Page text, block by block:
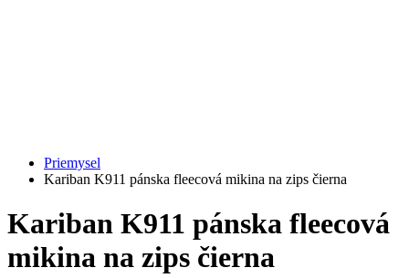
Priemysel
Kariban K911 pánska fleecová mikina na zips čierna
Kariban K911 pánska fleecová
mikina na zips čierna